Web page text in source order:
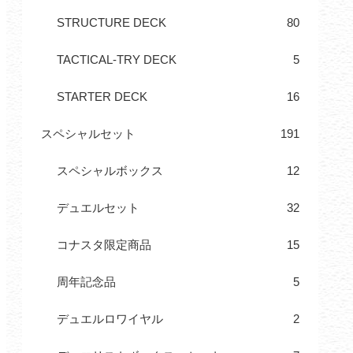
STRUCTURE DECK 80
TACTICAL-TRY DECK 5
STARTER DECK 16
スペシャルセット 191
スペシャルボックス 12
デュエルセット 32
コナスタ限定商品 15
周年記念品 5
デュエルロワイヤル 2